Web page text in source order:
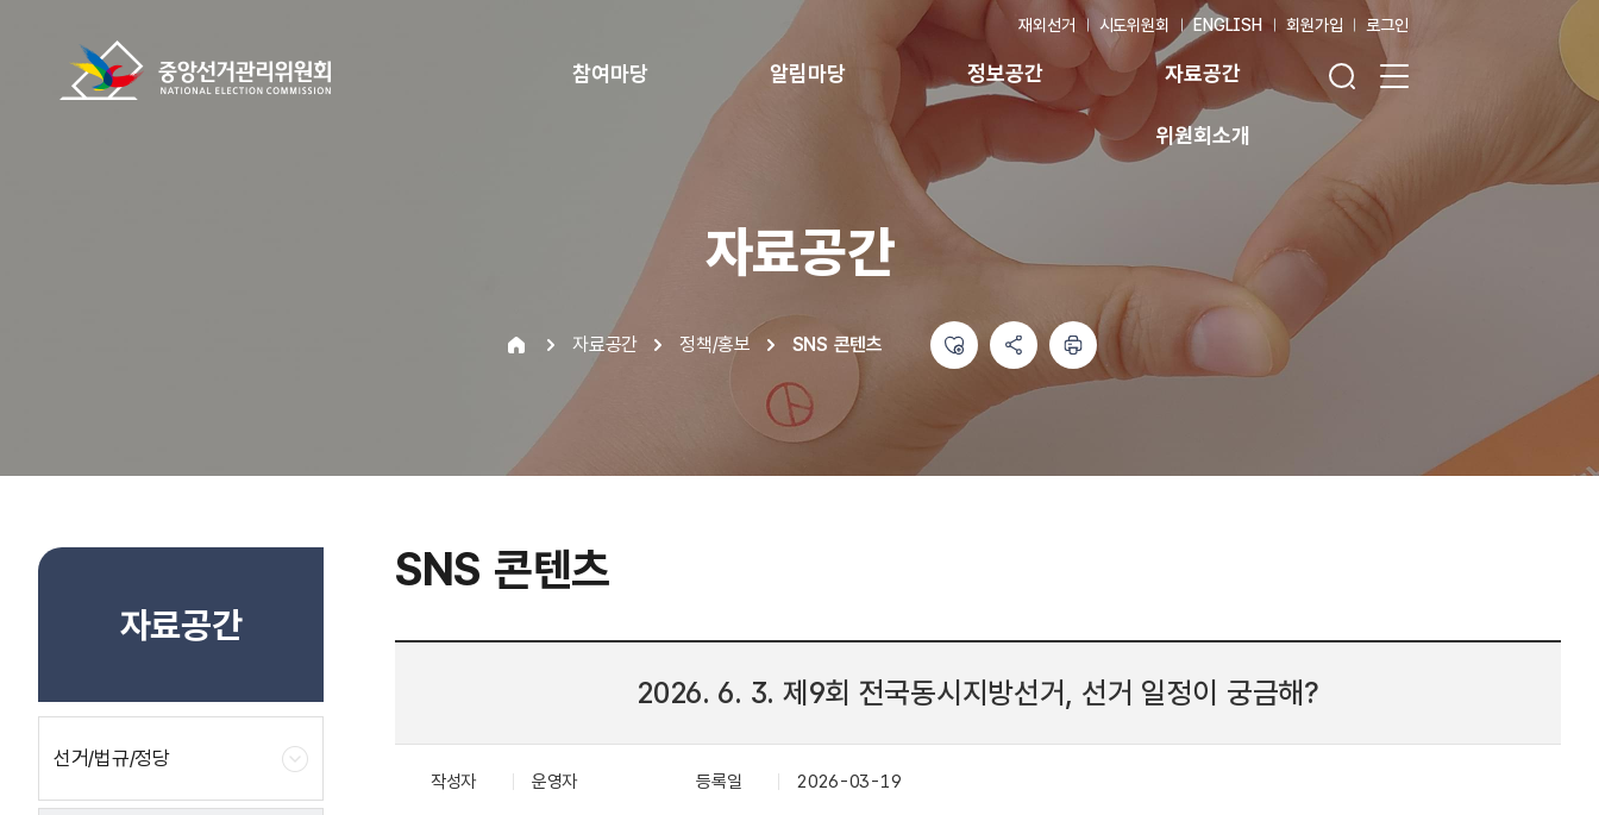
재외선거 시도위원회 ENGLISH 회원가입 로그인
참여마당 알림마당 정보공간 자료공간
위원회소개
자료공간
자료공간 정책/홍보 SNS 콘텐츠
자료공간
선거/법규/정당
SNS 콘텐츠
2026. 6. 3. 제9회 전국동시지방선거, 선거 일정이 궁금해?
작성자 운영자 등록일 2026-03-19